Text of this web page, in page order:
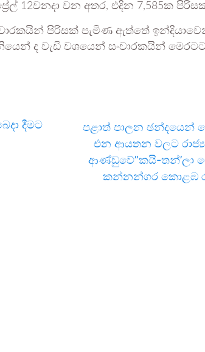
12වනදා වන අතර, එදින 7,585ක
පිරිසක් පැමිණ ඇත්තේ
ද වැඩි වශයෙන් සංචාරකයින්
දීමට
පළාත් පාලන
එන ආයතන වලට
ආණ්ඩුවේ”කයි-තන්’ලා
කන්නන්ගර කොළඹ